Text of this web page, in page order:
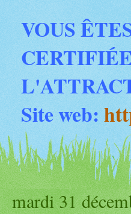
VOUS
Site web:
mardi 31